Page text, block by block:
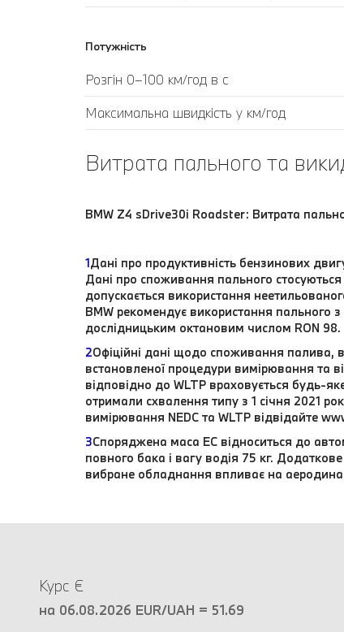
Потужність
Розгін 0–100 км/год в с
Максимальна швидкість у км/год
Витрата пального та
BMW Z4 sDrive30i Roadster: Витрата
1Дані про продуктивність бензинових
Дані про споживання пального
допускається використання
BMW рекомендує використання пального
дослідницьким октановим числом RON 98.
2Офіційні дані щодо споживання палива,
встановленої процедури вимірювання та
відповідно до WLTP враховується будь-
отримали схвалення типу з 1 січня 2021
вимірювання NEDC та WLTP відвідайте
3Споряджена маса EC відноситься до
повного бака і вагу водія 75 кг.
вибране обладнання впливає на
Курс €
на 06.08.2026 EUR/UAH = 51.69